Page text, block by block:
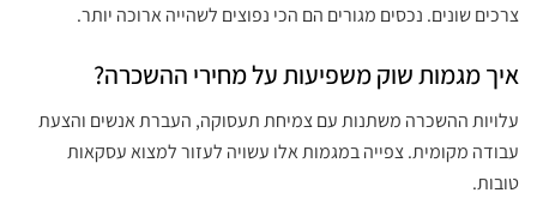
צרכים שונים. נכסים מגורים הם הכי נפוצים לשהייה ארוכה יותר.
איך מגמות שוק משפיעות על מחירי ההשכרה?
עלויות ההשכרה משתנות עם צמיחת תעסוקה, העברת אנשים והצעת
עבודה מקומית. צפייה במגמות אלו עשויה לעזור למצוא עסקאות
טובות.